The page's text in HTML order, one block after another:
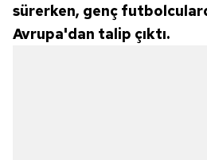
sürerken, genç
Avrupa'dan talip çıktı.